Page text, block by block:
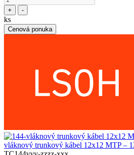
+ -
ks
Cenová ponuka
vláknový trunkový kábel 12x12 MTP –